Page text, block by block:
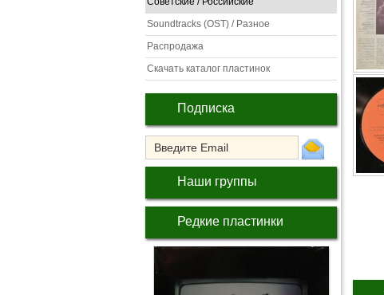
Soundtracks (OST) / Разное
Распродажа
Скачать каталог пластинок
Подписка
Наши группы
Редкие пластинки